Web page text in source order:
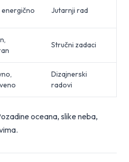
energično Jutarnji rad
Stručni zadaci
Dizajnerski
radovi
oceana, slike neba,